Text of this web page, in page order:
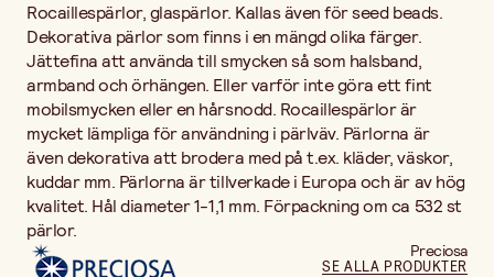
Rocaillespärlor, glaspärlor. Kallas även för seed beads.
Dekorativa pärlor som finns i en mängd olika färger.
Jättefina att använda till smycken så som halsband,
armband och örhängen. Eller varför inte göra ett fint
mobilsmycken eller en hårsnodd. Rocaillespärlor är
mycket lämpliga för användning i pärlväv. Pärlorna är
även dekorativa att brodera med på t.ex. kläder, väskor,
kuddar mm. Pärlorna är tillverkade i Europa och är av hög
kvalitet. Hål diameter 1-1,1 mm. Förpackning om ca 532 st
pärlor.
Preciosa
SE ALLA PRODUKTER